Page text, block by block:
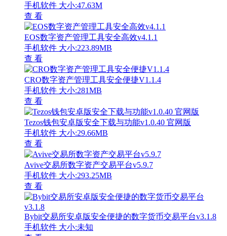
手机软件 大小:47.63M
查 看
EOS数字资产管理工具安全高效v4.1.1
手机软件 大小:223.89MB
查 看
CRO数字资产管理工具安全便捷V1.1.4
手机软件 大小:281MB
查 看
Tezos钱包安卓版安全下载与功能v1.0.40 官网版
手机软件 大小:29.66MB
查 看
Avive交易所数字资产交易平台v5.9.7
手机软件 大小:293.25MB
查 看
Bybit交易所安卓版安全便捷的数字货币交易平台v3.1.8
手机软件 大小:未知